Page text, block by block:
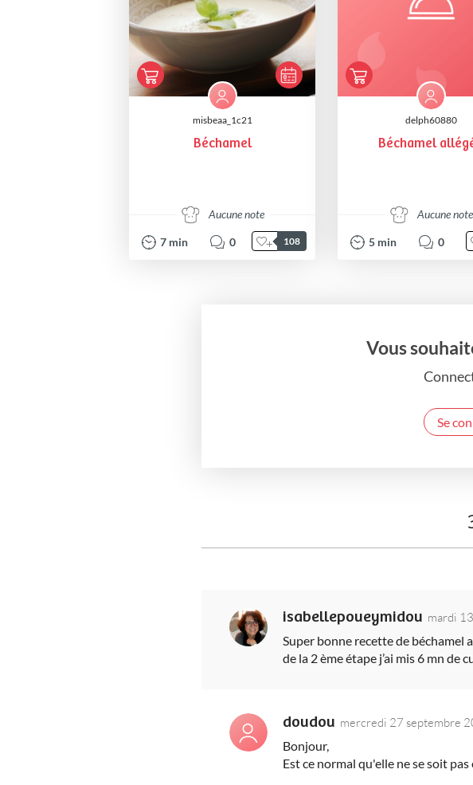
misbeaa_1c21
Béchamel
Aucune note
7 min 0 108
delph60880
Béchamel
Aucune note
5 min 0
Vous
Se
isabellepoueymidou mardi
Super bonne recette de béchamel
de la 2 ème étape j’ai mis 6 mn de
doudou mercredi 27 septembre
Bonjour,
Est ce normal qu'elle ne se soit